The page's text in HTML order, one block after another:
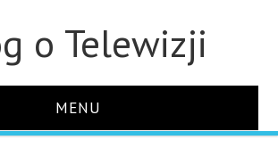
o Telewizji
MENU